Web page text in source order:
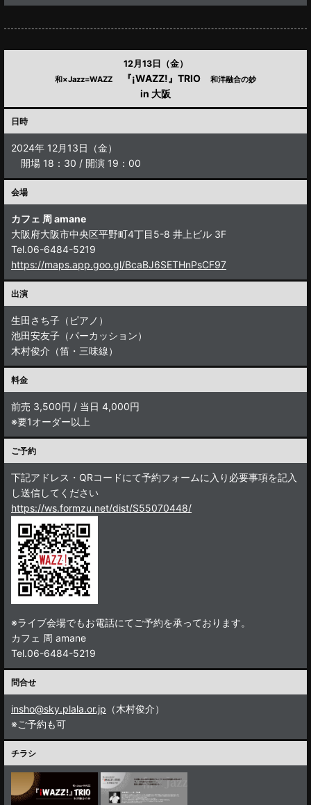
12月13日（金）
和×Jazz=WAZZ 『¡WAZZ!』TRIO 和洋融合の妙
in 大阪
日時
2024年 12月13日（金）
開場 18：30 / 開演 19：00
会場
カフェ 周 amane
大阪府大阪市中央区平野町4丁目5-8 井上ビル 3F
Tel.06-6484-5219
https://maps.app.goo.gl/BcaBJ6SETHnPsCF97
出演
生田さち子（ピアノ）
池田安友子（パーカッション）
木村俊介（笛・三味線）
料金
前売 3,500円 / 当日 4,000円
※要1オーダー以上
ご予約
下記アドレス・QRコードにて予約フォームに入り必要事項を記入
し送信してください
https://ws.formzu.net/dist/S55070448/
※ライブ会場でもお電話にてご予約を承っております。
カフェ 周 amane
Tel.06-6484-5219
問合せ
insho@sky.plala.or.jp （木村俊介）
※ご予約も可
チラシ